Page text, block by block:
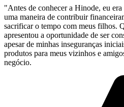
"Antes de conhecer a Hinode, eu
uma maneira de contribuir
sacrificar o tempo com meus filhos.
apresentou a oportunidade de ser
apesar de minhas inseguranças
produtos para meus vizinhos e
negócio.